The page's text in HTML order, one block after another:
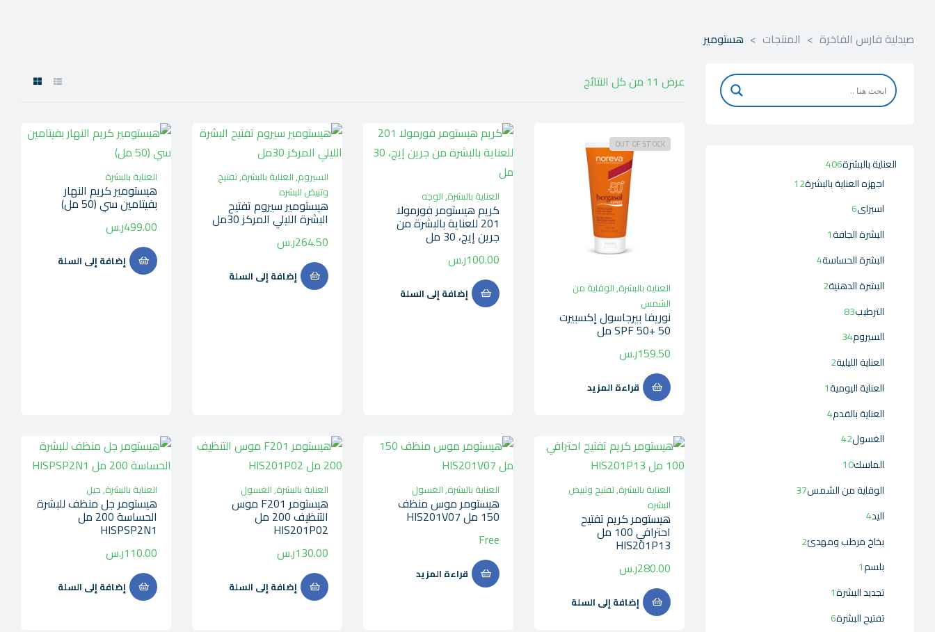
صيدلية فارس الفاخرة > المنتجات > هستومير
عرض ⁦11⁩ من كل النتائج
OUT OF STOCK
العناية بالبشرة,الوقاية من
الشمس
نوريفا بيرجاسول إكسبيرت
SPF 50+ 50 مل
159.50ر.س
قراءة المزيد
العناية بالبشرة,الوجه
كريم هيستومر فورمولا
201 للعناية بالبشرة من
جرين إيج، 30 مل
100.00ر.س
إضافة إلى السلة
السيروم,العناية بالبشرة,تفتيح
وتبيض البشره
هيستومير سيروم تفتيح
البشرة الليلي المركز 30مل
264.50ر.س
إضافة إلى السلة
العناية بالبشرة
هيستومير كريم النهار
بفيتامين سي (50 مل)
499.00ر.س
إضافة إلى السلة
العناية بالبشرة,تفتيح وتبيض
البشره
هيستومر كريم تفتيح
احترافي 100 مل
HIS201P13
280.00ر.س
إضافة إلى السلة
العناية بالبشرة,الغسول
هيستومر موس منظف
150 مل HIS201V07
Free
قراءة المزيد
العناية بالبشرة,الغسول
هيستومر F201 موس
التنظيف 200 مل
HIS201P02
130.00ر.س
إضافة إلى السلة
العناية بالبشرة,جيل
هيستومر جل منظف للبشرة
الحساسة 200 مل
HISPSP2N1
110.00ر.س
إضافة إلى السلة
العناية بالبشرة406
اجهزه العناية بالبشرة12
اسبراى6
البشرة الجافة1
البشرة الحساسة4
البشرة الدهنية2
الترطيب83
السيروم34
العناية الليلية2
العناية اليومية1
العناية بالقدم4
الغسول42
الماسك10
الوقاية من الشمس37
اليد4
بخاخ مرطب ومهدئ2
بلسم1
تجديد البشرة1
تفتيح البشرة6